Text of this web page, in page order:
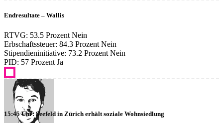
Endresultate – Wallis
RTVG: 53.5 Prozent Nein
Erbschaftssteuer: 84.3 Prozent Nein
Stipendieninitiative: 73.2 Prozent Nein
PID: 57 Prozent Ja
15:45 Uhr: Seefeld in Zürich erhält soziale Wohnsiedlung